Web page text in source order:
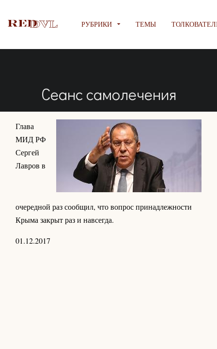
РУБРИКИ ТЕМЫ
Сеанс самолечения
Глава
МИД РФ
Сергей
Лавров в
очередной раз сообщил, что вопрос принадлежности
Крыма закрыт раз и навсегда.
01.12.2017